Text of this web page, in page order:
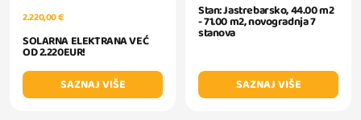
2.220,00 €
SOLARNA ELEKTRANA VEĆ
OD 2.220EUR!
SAZNAJ VIŠE
Stan: Jastrebarsko, 44.00 m2
- 71.00 m2, novogradnja 7
stanova
SAZNAJ VIŠE